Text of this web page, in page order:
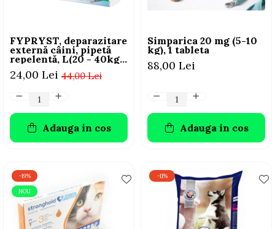
FYPRYST, deparazitare
externă câini, pipetă
repelentă, L(20 - 40kg),
1 buc
44,00 Lei
24,00 Lei
Adauga in cos
Simparica 20 mg (5-10
kg), 1 tableta
88,00 Lei
Adauga in cos
-19%
NOU
-11%